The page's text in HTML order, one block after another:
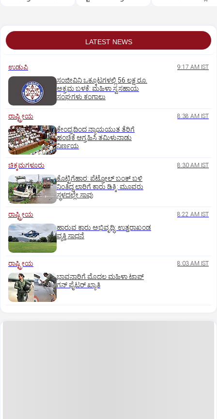
LATEST NEWS
ಉಡುಪಿ 9:17 AM IST
ಸಂಜೀವಿನಿ ಒಕ್ಕೂಟಗಳಲ್ಲಿ 56 ಲಕ್ಷ ರೂ.
ಅಕ್ರಮ ಬಳಕೆ: ಮಹಿಳಾ ಸ್ವಸಹಾಯ
ಸಂಘಗಳು ಕಂಗಾಲು
ರಾಷ್ಟ್ರೀಯ 8:38 AM IST
ಕೇಂದ್ರದಿಂದ ನ್ಯಾಯಯುತ ತೆರಿಗೆ
ಹಂಚಿಕೆ ಆಗ್ರಹಿಸಿ ತಮಿಳುನಾಡು
ನಿರ್ಣಯ
ಚಿಕ್ಕಮಗಳೂರು 8:30 AM IST
ಕೊಟ್ಟಿಗೆಹಾರ: ಪೆಟ್ರೋಲ್ ಬಂಕ್ ಬಳಿ
ನಿಂತಿದ್ದ ಲಾರಿಗೆ ಕಾರು ಡಿಕ್ಕಿ: ಮೂವರು
ಸ್ಥಳದಲ್ಲೇ ಸಾವು
ರಾಷ್ಟ್ರೀಯ 8:22 AM IST
ಹಾರುವ ಕಾರು ಅಭಿವೃದ್ಧಿ: ಉತ್ತರಾಖಂಡ
ವ್ಯಕ್ತಿ ಸಾಧನೆ
ರಾಷ್ಟ್ರೀಯ 8:03 AM IST
ಭಾವನಾರಿಗೆ ಮೊದಲ ಮಹಿಳಾ ಟಾಪ್‌
ಗನ್‌ ಫೈಟರ್‌ ಖ್ಯಾತಿ